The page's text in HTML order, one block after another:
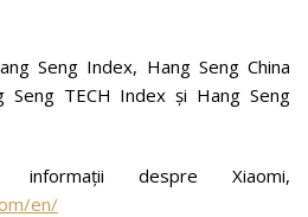
Seng Index, Hang Seng China
Seng TECH Index și Hang Seng
despre Xiaomi,
en/